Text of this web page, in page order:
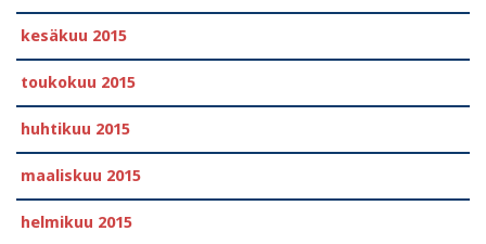
kesäkuu 2015
toukokuu 2015
huhtikuu 2015
maaliskuu 2015
helmikuu 2015